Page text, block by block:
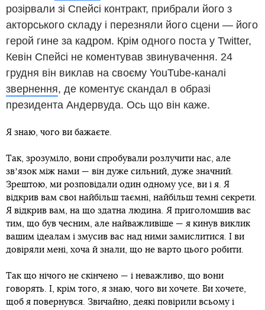
розірвали зі Спейсі контракт, прибрали його з
акторського складу і перезняли його сцени — його
герой гине за кадром. Крім одного поста у Twitter,
Кевін Спейсі не коментував звинувачення. 24
грудня він виклав на своєму YouTube-каналі
звернення, де коментує скандал в образі
президента Андервуда. Ось що він каже.
Я знаю, чого ви бажаєте.
Так, зрозуміло, вони спробували розлучити нас, але
звʼязок між нами — він дуже сильний, дуже значний.
Зрештою, ми розповідали один одному усе, ви і я. Я
відкрив вам свої найбільш таємні, найбільш темні секрети.
Я відкрив вам, на що здатна людина. Я приголомшив вас
тим, що був чесним, але найважливіше — я кинув виклик
вашим ідеалам і змусив вас над ними замислитися. І ви
довіряли мені, хоча й знали, що не варто цього робити.
Так що нічого не скінчено — і неважливо, що вони
говорять. І, крім того, я знаю, чого ви хочете. Ви хочете,
щоб я повернувся. Звичайно, деякі повірили всьому і